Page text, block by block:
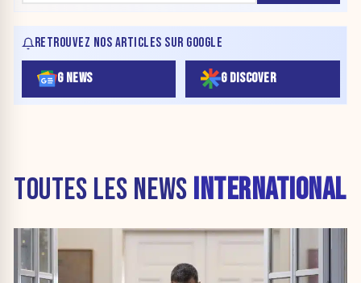
RETROUVEZ NOS ARTICLES SUR GOOGLE
G NEWS G DISCOVER
TOUTES LES NEWS INTERNATIONAL